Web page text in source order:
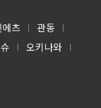
츠 | 관동 |
| 오키나와 |